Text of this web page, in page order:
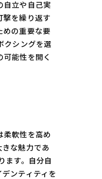
自立や自己実
撃を繰り返す
めの重要な要
クシングを選
能性を開く
柔軟性を高め
な魅力であ
ます。自分自
ンティティを